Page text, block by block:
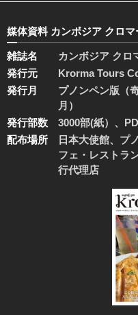
媒体資料 カンボジア クロ
雑誌名
カンボジア クロ
発行元
Krorma Tours
発行月
プノンペン版（
月）
発行部数
3000部(紙）、
配布場所
日本大使館、プ
フェ・レストラ
行代理店